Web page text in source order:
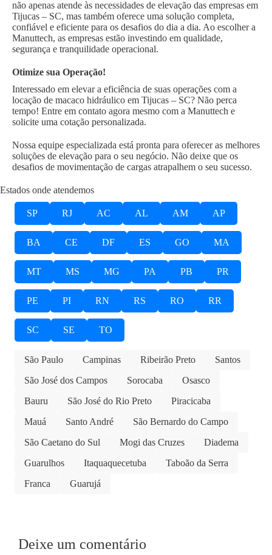
não apenas atende às necessidades de elevação das empresas em
Tijucas – SC, mas também oferece uma solução completa,
confiável e eficiente para os desafios do dia a dia. Ao escolher a
Manuttech, as empresas estão investindo em qualidade,
segurança e tranquilidade operacional.
Otimize sua Operação!
Interessado em elevar a eficiência de suas operações com a
locação de macaco hidráulico em Tijucas – SC? Não perca
tempo! Entre em contato agora mesmo com a Manuttech e
solicite uma cotação personalizada.
Nossa equipe especializada está pronta para oferecer as melhores
soluções de elevação para o seu negócio. Não deixe que os
desafios de movimentação de cargas atrapalhem o seu sucesso.
Estados onde atendemos
SP RJ AC AL AM AP
BA CE DF ES GO MA
MT MS MG PA PB PR
PE PI RN RS RO RR
SC SE TO
São Paulo Campinas Ribeirão Preto
Santos
São José dos Campos
Sorocaba
Osasco
Bauru
São José do Rio Preto
Piracicaba
Mauá
Santo André
São Bernardo do Campo
São Caetano do Sul
Mogi das Cruzes
Diadema
Guarulhos
Itaquaquecetuba
Taboão da Serra
Franca
Guarujá
Deixe um comentário